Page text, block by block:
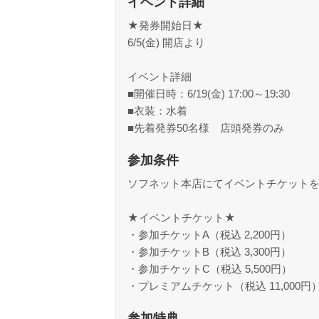
★発券開始日★
6/5(金) 開店より
イベント詳細
■開催日時：6/19(金) 17:00～19:30
■衣装：水着
■先着発券50名様 店頭発券のみ
参加条件
ソフネット本店にてイベントチケット
★イベントチケット★
・参加チケットA（税込 2,200円）
・参加チケットB（税込 3,300円）
・参加チケットC（税込 5,500円）
・プレミアムチケット（税込 11,000円）